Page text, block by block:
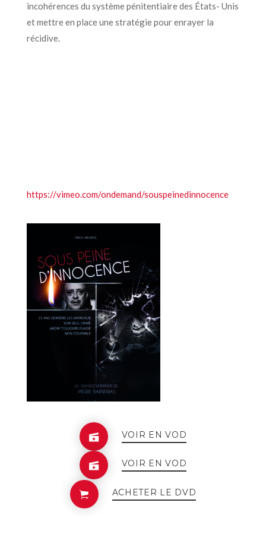
incohérences du système pénitentiaire des États- Unis
et mettre en place une stratégie pour enrayer la
récidive.
https://vimeo.com/ondemand/souspeinedinnocence
VOIR EN VOD
VOIR EN VOD
ACHETER LE DVD